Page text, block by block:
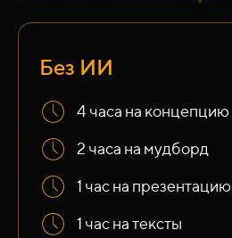
Без ИИ
4 часа на концепцию
2 часа на мудборд
1 час на презентацию
1 час на тексты